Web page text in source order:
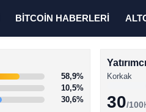
BİTCOİN HABERLERİ
58,9%
10,5%
30,6%
Korkak
30/100